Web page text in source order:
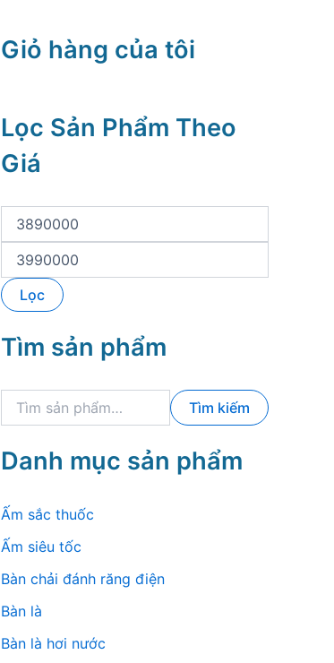
Giỏ hàng của tôi
Lọc Sản Phẩm Theo
Giá
ố
i
h
u
á
t
i
đ
Lọc
Tìm sản phẩm
k
m
:
Tìm kiếm
Danh mục sản phẩm
Ấm sắc thuốc
Ấm siêu tốc
Bàn chải đánh răng điện
Bàn là
Bàn là hơi nước